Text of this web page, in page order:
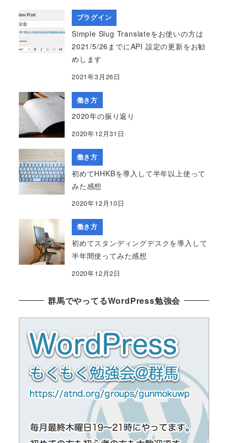
プラグイン
Simple Slug Translateをお使いの方は
2021/5/26までにAPI 設定の更新をお勧
めします
2021年3月26日
働き方
2020年の振り返り
2020年12月31日
働き方
初めてHHKBを導入して半年以上使って
みた感想
2020年12月10日
働き方
初めてスタンディングデスクを導入して
半年間使ってみた感想
2020年12月2日
群馬でやってるWordPress勉強会